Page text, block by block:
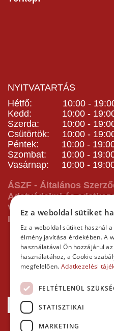
NYITVATARTÁS
Hétfő: 10:00 -
Kedd: 10:00 -
Szerda: 10:00 -
Csütörtök: 10:00 -
Péntek: 10:00 -
Szombat: 10:00 -
Vasárnap: 10:00 -
ÁSZF - Általános
Adatvédelmi és
Vásárlás előtti
Impresszum
A pályafoglalást,
termékeinket,
gyorsan
Ez a weboldal sütiket
Ez a weboldal sütiket használ
élmény javítása érdekében. A
használatával Ön hozzájárul
használatához, a Cookie
megfelelően. Adatkezelési
FELTÉTLENÜL
STATISZTIKAI
MARKETING